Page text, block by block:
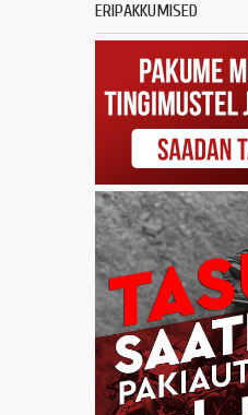
ERIPAKKUMISED